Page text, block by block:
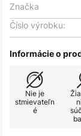
Značka
Číslo výrobku:
Informácie o
Nie je
stmievateľn
é